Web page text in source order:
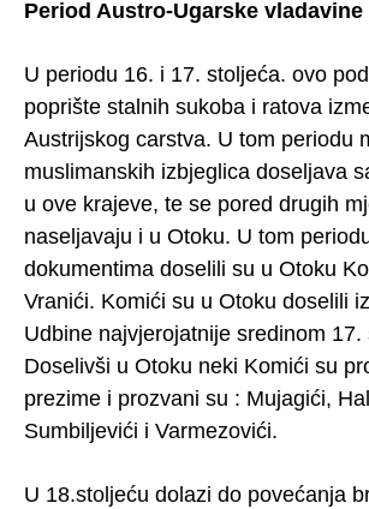
Period Austro-Ugarske vladavine
U periodu 16. i 17. stoljeća. ovo
poprište stalnih sukoba i ratova
Austrijskog carstva. U tom periodu
muslimanskih izbjeglica doseljava
u ove krajeve, te se pored drugih
naseljavaju i u Otoku. U tom
dokumentima doselili su u Otoku
Vranići. Komići su u Otoku doselili
Udbine najvjerojatnije sredinom 17.
Doselivši u Otoku neki Komići su
prezime i prozvani su : Mujagići,
Sumbiljevići i Varmezovići.
U 18.stoljeću dolazi do povećanja